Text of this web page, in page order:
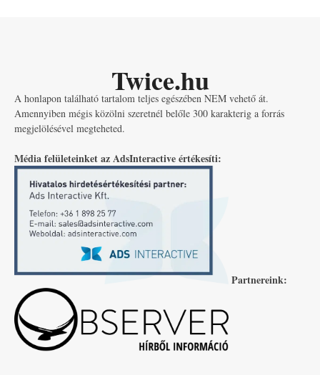
Twice.hu
A honlapon található tartalom teljes egészében NEM vehető át.
Amennyiben mégis közölni szeretnél belőle 300 karakterig a forrás
megjelölésével megteheted.
Média felületeinket az AdsInteractive értékesíti:
Partnereink: